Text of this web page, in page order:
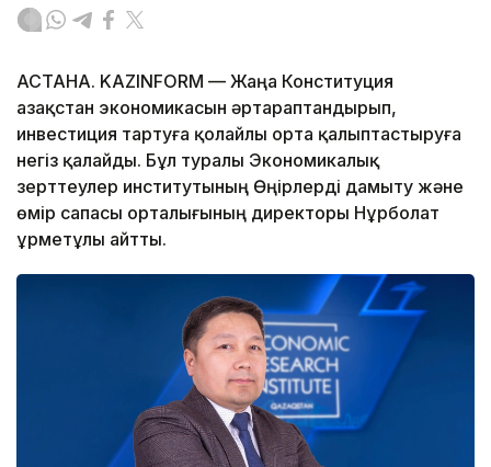
АСТАНА. KAZINFORM — Жаңа Конституция
Қазақстан экономикасын әртараптандырып,
инвестиция тартуға қолайлы орта қалыптастыруға
негіз қалайды. Бұл туралы Экономикалық
зерттеулер институтының Өңірлерді дамыту және
өмір сапасы орталығының директоры Нұрболат
Құрметұлы айтты.